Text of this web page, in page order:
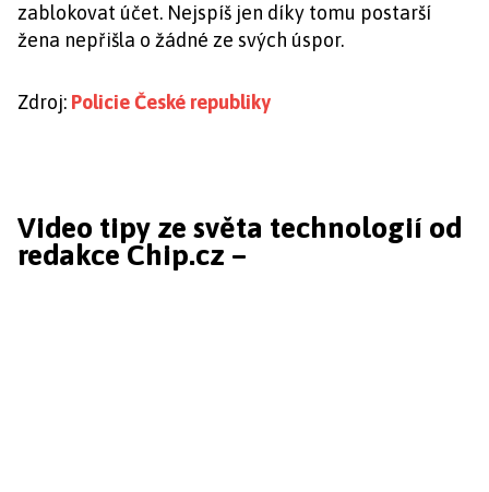
zablokovat účet. Nejspíš jen díky tomu postarší
žena nepřišla o žádné ze svých úspor.
Zdroj: Policie České republiky
Video tipy ze světa technologií od
redakce Chip.cz –